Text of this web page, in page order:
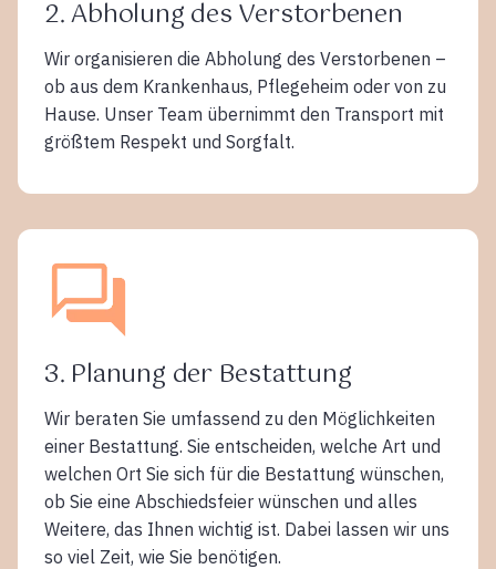
2. Abholung des Verstorbenen
Wir organisieren die Abholung des Verstorbenen –
ob aus dem Krankenhaus, Pflegeheim oder von zu
Hause. Unser Team übernimmt den Transport mit
größtem Respekt und Sorgfalt.
3. Planung der Bestattung
Wir beraten Sie umfassend zu den Möglichkeiten
einer Bestattung. Sie entscheiden, welche Art und
welchen Ort Sie sich für die Bestattung wünschen,
ob Sie eine Abschiedsfeier wünschen und alles
Weitere, das Ihnen wichtig ist. Dabei lassen wir uns
so viel Zeit, wie Sie benötigen.